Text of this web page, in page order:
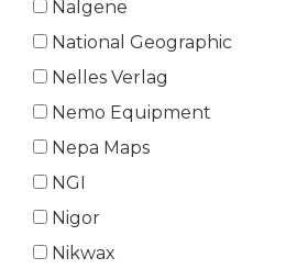
Nalgene
National Geographic
Nelles Verlag
Nemo Equipment
Nepa Maps
NGI
Nigor
Nikwax